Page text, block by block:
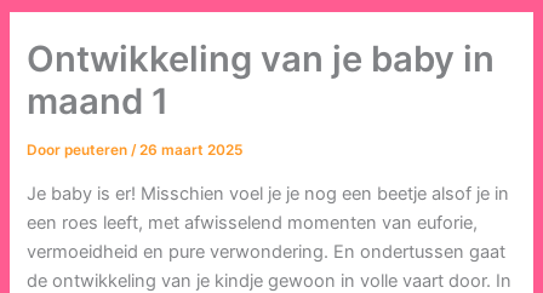
Ontwikkeling van je baby in
maand 1
Doorpeuteren/26 maart 2025
Je baby is er! Misschien voel je je nog een beetje alsof je in
een roes leeft, met afwisselend momenten van euforie,
vermoeidheid en pure verwondering. En ondertussen gaat
de ontwikkeling van je kindje gewoon in volle vaart door. In